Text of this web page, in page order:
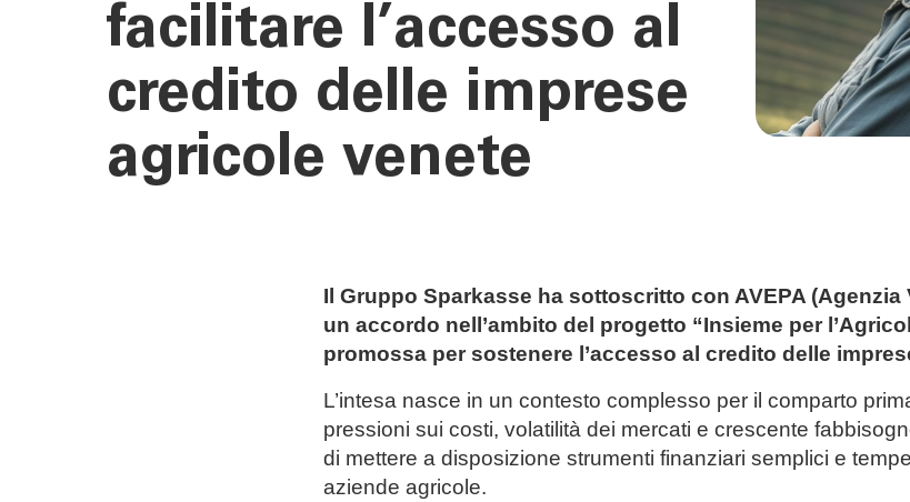
facilitare l’accesso al
credito delle imprese
agricole venete
Il Gruppo Sparkasse ha sottoscritto con AVEPA (Agenzia
un accordo nell’ambito del progetto “Insieme per
promossa per sostenere l’accesso al credito delle
L’intesa nasce in un contesto complesso per il comparto
pressioni sui costi, volatilità dei mercati e crescente
di mettere a disposizione strumenti finanziari semplici e
aziende agricole.